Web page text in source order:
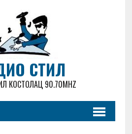
СТИЛ
КОСТОЛАЦ 90.70MHZ